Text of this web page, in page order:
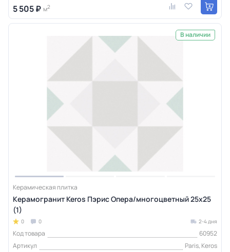
5 505 ₽ м2
В наличии
Керамическая плитка
Керамогранит Keros Пэрис Опера/многоцветный 25x25
(1)
0 0 2-4 дня
Код товара
60952
Артикул
Paris, Keros